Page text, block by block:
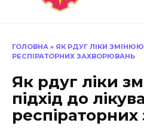
ГОЛОВНА » ЯК РДУГ ЛІКИ
РЕСПІРАТОРНИХ ЗАХВОРЮВАНЬ
Як рдуг ліки
підхід до